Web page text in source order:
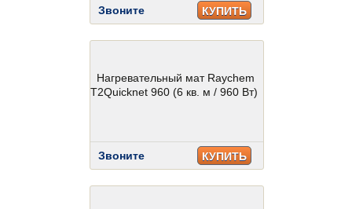
Звоните КУПИТЬ
Нагревательный мат Raychem
T2Quicknet 960 (6 кв. м / 960 Вт)
Звоните КУПИТЬ